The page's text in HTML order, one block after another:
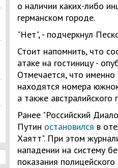
о наличии каких-либо
германском городе.
"Нет", - подчеркнул
Стоит напомнить, что
атаке на гостиницу -
Отмечается, что
находятся номера
а также
Ранее "Российский
Путин остановился в
Хаятт". При этом
нападении на систему
показания полицейского